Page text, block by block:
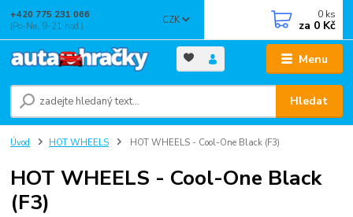
Menu
CZK
Hledat
+420 775 231 066
(Po-Ne, 9-21 hod.)
0 ks
za 0 Kč
Úvod HOT WHEELS HOT WHEELS - Cool-One Black (F3)
HOT WHEELS - Cool-One Black
(F3)